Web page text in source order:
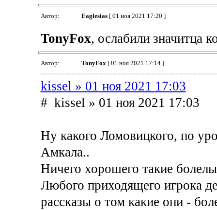
Автор: Eaglesias[ 01 ноя 2021 17:20 ]
TonyFox, ослабили значитца
Автор: TonyFox[ 01 ноя 2021 17:14 ]
kissel » 01 ноя 2021 17:03
# kissel » 01 ноя 2021 17:03
Ну какого Ломовицкого, по
Амкала..
Ничего хорошего такие
Любого приходящего игрока
рассказы о том какие они -